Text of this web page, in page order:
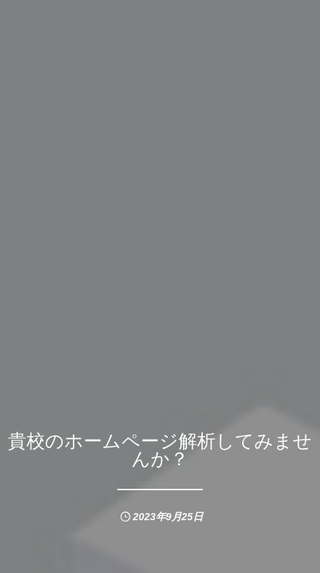
貴校のホームページ解析してみませ
んか？
2023年9月25日